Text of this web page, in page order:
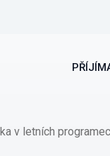
v letních